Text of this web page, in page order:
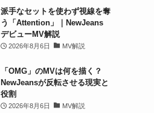
派手なセットを使わず視線を奪
う「Attention」｜NewJeans
デビューMV解説
2026年8月6日 MV解説
「OMG」のMVは何を描く？
NewJeansが反転させる現実と
役割
2026年8月6日 MV解説